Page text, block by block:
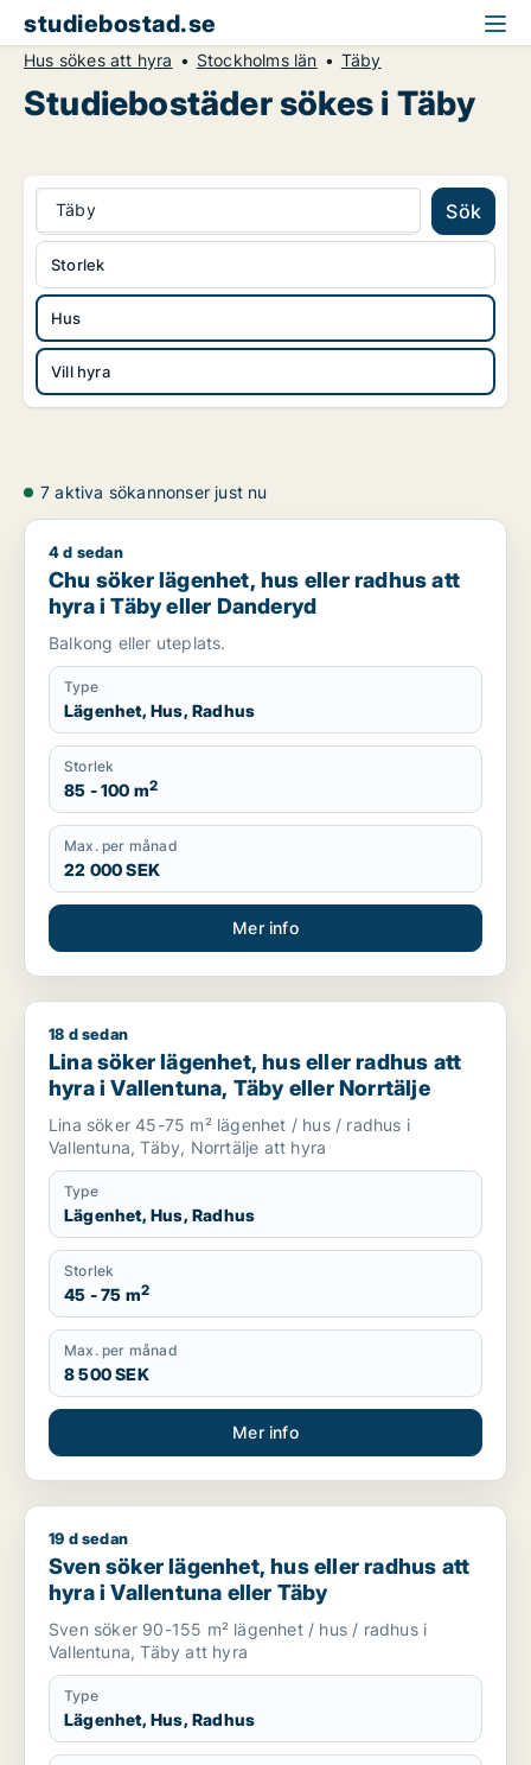
studiebostad.se
Hus sökes att hyra Stockholms län Täby
Studiebostäder sökes i Täby
Täby Sök
Hus
Vill hyra
Storlek
7 aktiva sökannonser just nu
Chu söker lägenhet, hus eller radhus att hyra i Täby eller
4 d sedan
Chu söker lägenhet, hus eller radhus att
hyra i Täby eller Danderyd
Balkong eller uteplats.
Type
Lägenhet, Hus, Radhus
Storlek
85 - 100 m2
Max. per månad
22 000 SEK
Mer info
Lina söker lägenhet, hus eller radhus att hyra i Vallentuna,
18 d sedan
Lina söker lägenhet, hus eller radhus att
hyra i Vallentuna, Täby eller Norrtälje
Lina söker 45-75 m² lägenhet / hus / radhus i
Vallentuna, Täby, Norrtälje att hyra
Type
Lägenhet, Hus, Radhus
Storlek
45 - 75 m2
Max. per månad
8 500 SEK
Mer info
Sven söker lägenhet, hus eller radhus att hyra i Vallentuna
19 d sedan
Sven söker lägenhet, hus eller radhus att
hyra i Vallentuna eller Täby
Sven söker 90-155 m² lägenhet / hus / radhus i
Vallentuna, Täby att hyra
Type
Lägenhet, Hus, Radhus